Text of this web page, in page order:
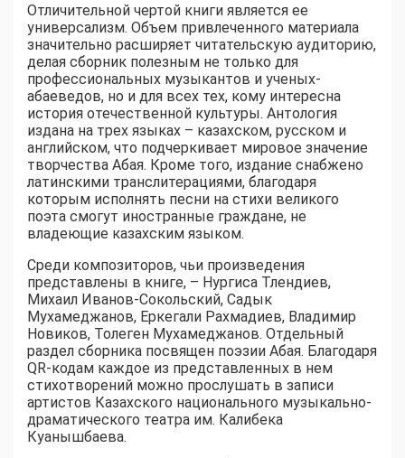
Отличительной чертой книги является ее
универсализм. Объем привлеченного материала
значительно расширяет читательскую аудиторию,
делая сборник полезным не только для
профессиональных музыкантов и ученых-
абаеведов, но и для всех тех, кому интересна
история отечественной культуры. Антология
издана на трех языках – казахском, русском и
английском, что подчеркивает мировое значение
творчества Абая. Кроме того, издание снабжено
латинскими транслитерациями, благодаря
которым исполнять песни на стихи великого
поэта смогут иностранные граждане, не
владеющие казахским языком.
Среди композиторов, чьи произведения
представлены в книге, – Нургиса Тлендиев,
Михаил Иванов-Сокольский, Садык
Мухамеджанов, Еркегали Рахмадиев, Владимир
Новиков, Толеген Мухамеджанов. Отдельный
раздел сборника посвящен поэзии Абая. Благодаря
QR-кодам каждое из представленных в нем
стихотворений можно прослушать в записи
артистов Казахского национального музыкально-
драматического театра им. Калибека
Куанышбаева.